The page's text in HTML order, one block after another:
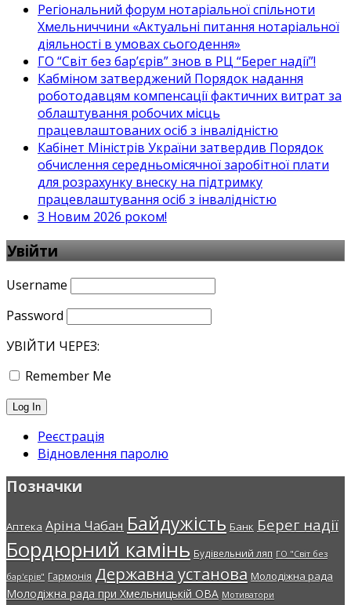
Регіональний форум нотаріальної спільноти
Хмельниччини «Актуальні питання нотаріальної
діяльності в умовах сьогодення»
ГО “Світ без бар’єрів” знов в РЦ “Берег надії”!
Кабміном затверджений Порядок надання
роботодавцям компенсації фактичних витрат за
облаштування робочих місць
працевлаштованих осіб з інвалідністю
Кабінет Міністрів України затвердив Порядок
обчислення середньомісячної заробітної плати
для розрахунку внеску на підтримку
працевлаштування осіб з інвалідністю
З Новим 2026 роком!
Увійти
Username
Password
УВІЙТИ ЧЕРЕЗ:
Remember Me
Реєстрація
Відновлення паролю
Позначки
Аптека Аріна Чабан Байдужість Банк Берег надії
Бордюрний камінь Будівельний ляп ГО "Світ без
бар'єрів" Гармонія Державна установа Молодіжна рада
Молодіжна рада при Хмельницькій ОВА Мотиватори